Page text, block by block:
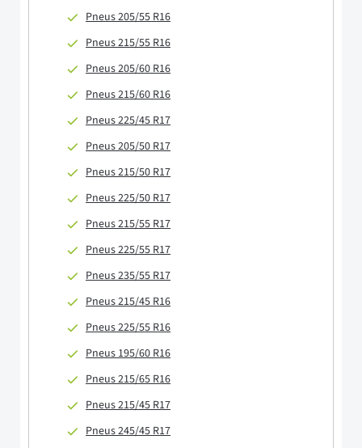
Pneus 205/55 R16
Pneus 215/55 R16
Pneus 205/60 R16
Pneus 215/60 R16
Pneus 225/45 R17
Pneus 205/50 R17
Pneus 215/50 R17
Pneus 225/50 R17
Pneus 215/55 R17
Pneus 225/55 R17
Pneus 235/55 R17
Pneus 215/45 R16
Pneus 225/55 R16
Pneus 195/60 R16
Pneus 215/65 R16
Pneus 215/45 R17
Pneus 245/45 R17